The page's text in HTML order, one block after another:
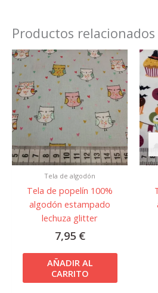
Productos relacionados
Tela de algodón
Tela de popelín 100%
algodón estampado
lechuza glitter
7,95 €
AÑADIR AL
CARRITO